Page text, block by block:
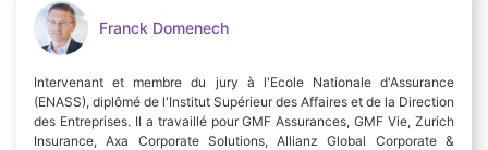
Franck Domenech
Intervenant et membre du jury à l'Ecole Nationale d'Assurance
(ENASS), diplômé de l'Institut Supérieur des Affaires et de la Direction
des Entreprises. Il a travaillé pour GMF Assurances, GMF Vie, Zurich
Insurance, Axa Corporate Solutions, Allianz Global Corporate &